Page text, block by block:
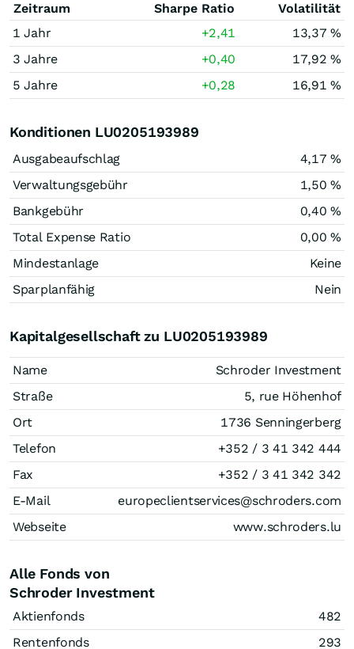
Zeitraum Sharpe Ratio
Volatilität
1 Jahr
+2,41
13,37 %
3 Jahre
+0,40
17,92 %
5 Jahre
+0,28 16,91 %
Konditionen LU0205193989
Ausgabeaufschlag
4,17 %
Verwaltungsgebühr
1,50 %
Bankgebühr
0,40 %
Total Expense Ratio
0,00 %
Mindestanlage
Keine
Sparplanfähig
Nein
Kapitalgesellschaft zu LU0205193989
Name
Schroder Investment
Straße
5, rue Höhenhof
Ort
1736 Senningerberg
Telefon
+352 / 3 41 342 444
Fax
+352 / 3 41 342 342
E-Mail
europeclientservices@schroders.com
Webseite
www.schroders.lu
Alle Fonds von
Schroder Investment
Aktienfonds
482
Rentenfonds
293